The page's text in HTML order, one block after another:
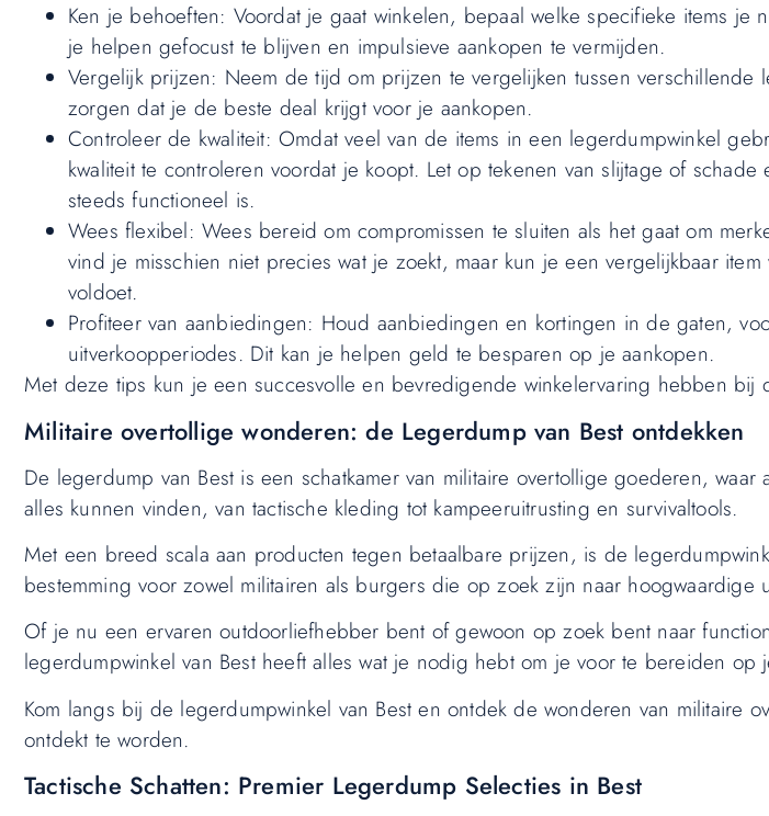
Ken je behoeften: Voordat je gaat winkelen, bepaal welke specifieke items je
je helpen gefocust te blijven en impulsieve aankopen te vermijden.
Vergelijk prijzen: Neem de tijd om prijzen te vergelijken tussen verschillende
zorgen dat je de beste deal krijgt voor je aankopen.
Controleer de kwaliteit: Omdat veel van de items in een legerdumpwinkel
kwaliteit te controleren voordat je koopt. Let op tekenen van slijtage of
steeds functioneel is.
Wees flexibel: Wees bereid om compromissen te sluiten als het gaat om
vind je misschien niet precies wat je zoekt, maar kun je een vergelijkbaar
voldoet.
Profiteer van aanbiedingen: Houd aanbiedingen en kortingen in de gaten,
uitverkoopperiodes. Dit kan je helpen geld te besparen op je aankopen.
Met deze tips kun je een succesvolle en bevredigende winkelervaring hebben bij
Militaire overtollige wonderen: de Legerdump van Best ontdekken
De legerdump van Best is een schatkamer van militaire overtollige goederen,
alles kunnen vinden, van tactische kleding tot kampeeruitrusting en survivaltools.
Met een breed scala aan producten tegen betaalbare prijzen, is de
bestemming voor zowel militairen als burgers die op zoek zijn naar hoogwaardige
Of je nu een ervaren outdoorliefhebber bent of gewoon op zoek bent naar
legerdumpwinkel van Best heeft alles wat je nodig hebt om je voor te bereiden op
Kom langs bij de legerdumpwinkel van Best en ontdek de wonderen van militaire
ontdekt te worden.
Tactische Schatten: Premier Legerdump Selecties in Best